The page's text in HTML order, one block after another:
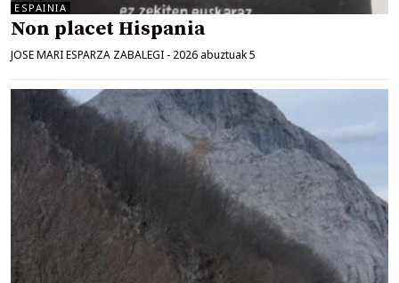
ESPAINIA
Non placet Hispania
JOSE MARI ESPARZA ZABALEGI - 2026 abuztuak 5